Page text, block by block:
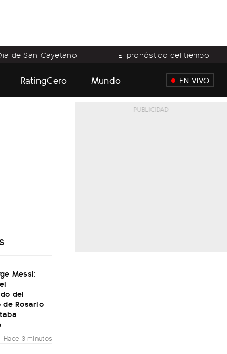
de San Cayetano El pronóstico del tiempo
RatingCero Mundo EN VIVO
Messi:
del
Rosario
Hace 3 minutos